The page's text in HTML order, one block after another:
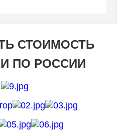
СТОИМОСТЬ
ПО РОССИИ